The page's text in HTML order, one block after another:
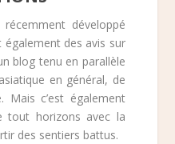
développé
des avis sur
blog tenu en parallèle
en général, de
Mais c’est également
tout horizons avec la
des sentiers battus.